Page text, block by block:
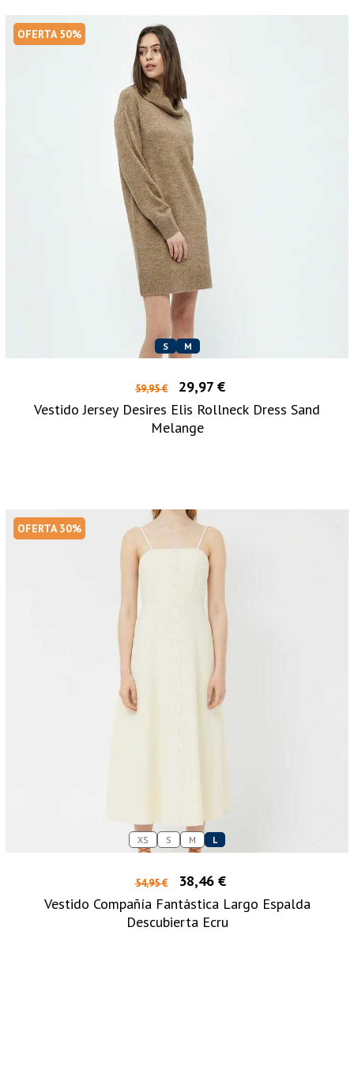
OFERTA 50%
S M
59,95 €
29,97 €
Vestido Jersey Desires Elis Rollneck Dress Sand
Melange
OFERTA 30%
XS S M L
54,95 €
38,46 €
Vestido Compañía Fantástica Largo Espalda
Descubierta Ecru